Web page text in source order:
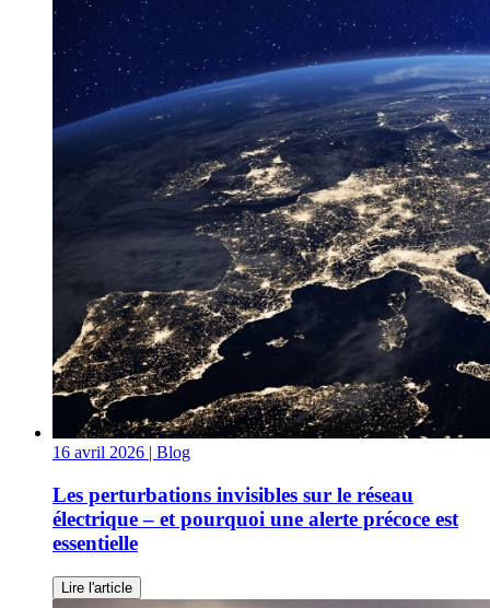
16 avril 2026 | Blog
Les perturbations invisibles sur le réseau
électrique – et pourquoi une alerte précoce est
essentielle
Lire l'article